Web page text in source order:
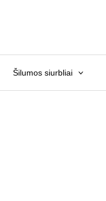
Šilumos siurbliai